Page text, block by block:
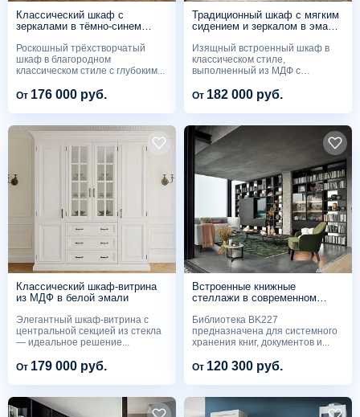
Классический шкаф с
зеркалами в тёмно-синем
Роскошный трёхстворчатый
шкаф в благородном
классическом стиле с глубоким...
От 176 000 руб.
Традиционный шкаф с мягким
сидением и зеркалом в эмали
Изящный встроенный шкаф в
классическом стиле,
выполненный из МДФ с
От 182 000 руб.
Классический шкаф-витрина
из МДФ в белой эмали
Элегантный шкаф-витрина с
центральной секцией из стекла
— идеальное решение...
От 179 000 руб.
Встроенные книжные
стеллажи в современном
Библиотека BK227
предназначена для системного
хранения книг, документов и...
От 120 300 руб.